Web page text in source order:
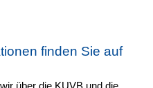
finden Sie auf